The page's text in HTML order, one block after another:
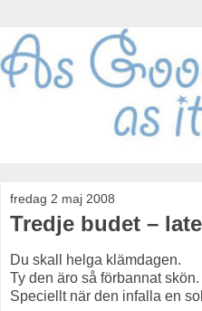
fredag 2 maj 2008
Tredje budet –
Du skall helga klämdagen.
Ty den äro så förbannat skön.
Speciellt när den infalla en